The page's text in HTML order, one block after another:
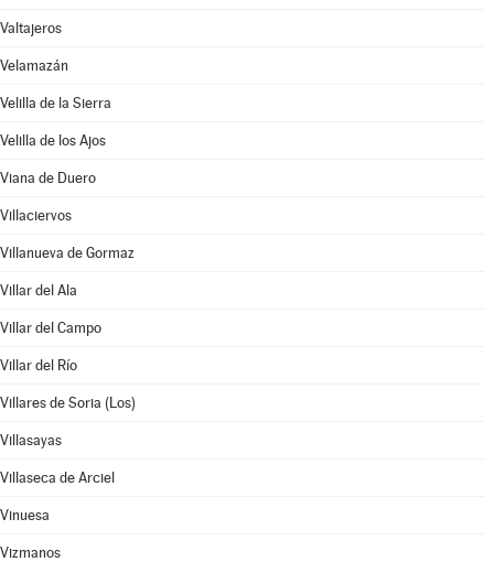
Valtajeros
Velamazán
Velilla de la Sierra
Velilla de los Ajos
Viana de Duero
Villaciervos
Villanueva de Gormaz
Villar del Ala
Villar del Campo
Villar del Río
Villares de Soria (Los)
Villasayas
Villaseca de Arciel
Vinuesa
Vizmanos